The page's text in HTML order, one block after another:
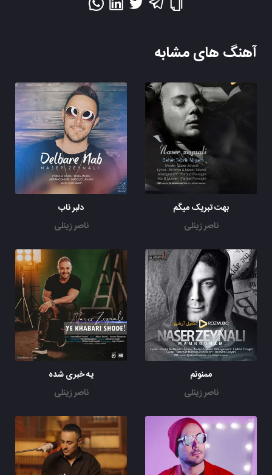
آهنگ های مشابه
بهت تبریک میگم
ناصر زینلی
دلبر ناب
ناصر زینلی
ممنونم
ناصر زینلی
یه خبری شده
ناصر زینلی